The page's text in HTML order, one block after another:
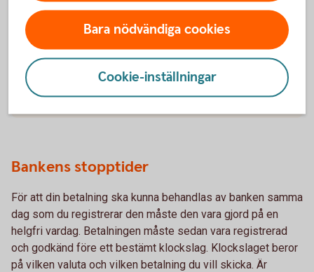
Råd och tips
Pris
Mer information
Bankens stopptider
För att din betalning ska kunna behandlas av banken samma
dag som du registrerar den måste den vara gjord på en
helgfri vardag. Betalningen måste sedan vara registrerad
och godkänd före ett bestämt klockslag. Klockslaget beror
på vilken valuta och vilken betalning du vill skicka. Är
Bara nödvändiga cookies
Cookie-inställningar